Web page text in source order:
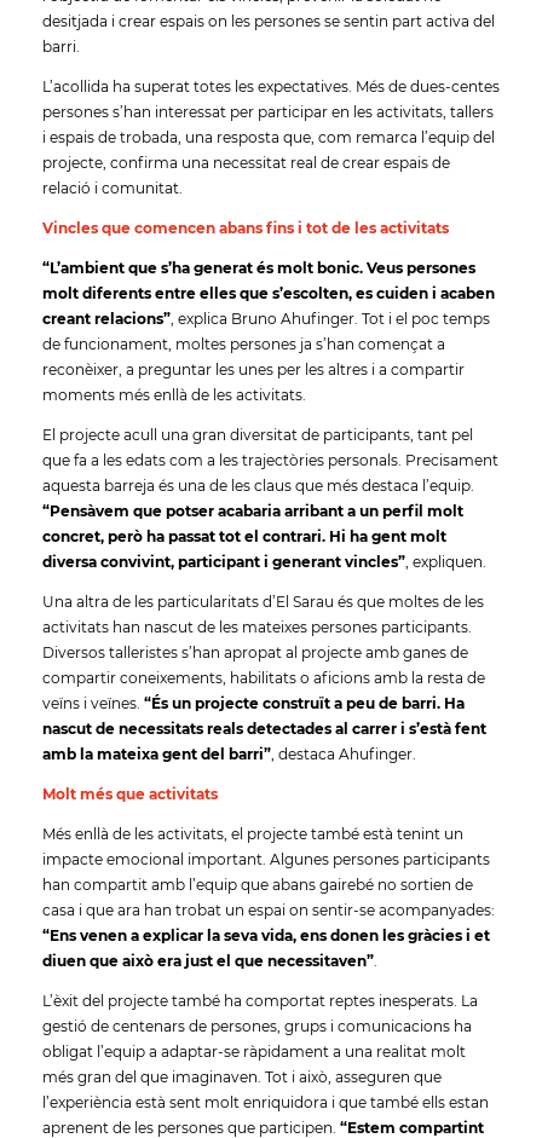
desitjada i crear espais on les persones se sentin part activa del
barri.
L’acollida ha superat totes les expectatives. Més de dues-centes
persones s’han interessat per participar en les activitats, tallers
i espais de trobada, una resposta que, com remarca l’equip del
projecte, confirma una necessitat real de crear espais de
relació i comunitat.
Vincles que comencen abans fins i tot de les activitats
“L’ambient que s’ha generat és molt bonic. Veus persones
molt diferents entre elles que s’escolten, es cuiden i acaben
creant relacions” , explica Bruno Ahufinger. Tot i el poc temps
de funcionament, moltes persones ja s’han començat a
reconèixer, a preguntar les unes per les altres i a compartir
moments més enllà de les activitats.
El projecte acull una gran diversitat de participants, tant pel
que fa a les edats com a les trajectòries personals. Precisament
aquesta barreja és una de les claus que més destaca l’equip.
“Pensàvem que potser acabaria arribant a un perfil molt
concret, però ha passat tot el contrari. Hi ha gent molt
diversa convivint, participant i generant vincles” , expliquen.
Una altra de les particularitats d’El Sarau és que moltes de les
activitats han nascut de les mateixes persones participants.
Diversos talleristes s’han apropat al projecte amb ganes de
compartir coneixements, habilitats o aficions amb la resta de
veïns i veïnes. “És un projecte construït a peu de barri. Ha
nascut de necessitats reals detectades al carrer i s’està fent
amb la mateixa gent del barri” , destaca Ahufinger.
Molt més que activitats
Més enllà de les activitats, el projecte també està tenint un
impacte emocional important. Algunes persones participants
han compartit amb l’equip que abans gairebé no sortien de
casa i que ara han trobat un espai on sentir-se acompanyades:
“Ens venen a explicar la seva vida, ens donen les gràcies i et
diuen que això era just el que necessitaven”
L’èxit del projecte també ha comportat reptes inesperats. La
gestió de centenars de persones, grups i comunicacions ha
obligat l’equip a adaptar-se ràpidament a una realitat molt
més gran del que imaginaven. Tot i això, asseguren que
l’experiència està sent molt enriquidora i que també ells estan
aprenent de les persones que participen. “Estem compartint